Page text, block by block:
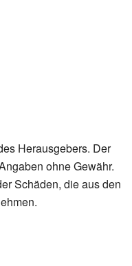
Herausgebers. Der
ohne Gewähr.
Schäden, die aus den